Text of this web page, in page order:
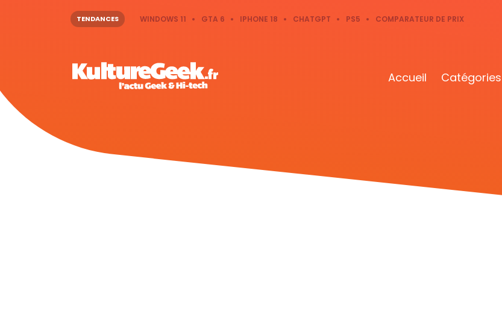
TENDANCES WINDOWS 11 GTA 6 IPHONE 18 CHATGPT PS5 COMPARATEUR DE PRIX
Accueil Catégories